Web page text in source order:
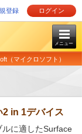
登録 ログイン
メニュー
（マイクロソフト）
2 in 1デバイス
に適したSurface